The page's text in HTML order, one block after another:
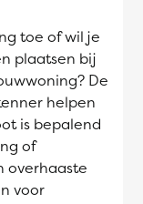
toe of wil je
plaatsen bij
De
helpen
is bepalend
of
overhaaste
voor